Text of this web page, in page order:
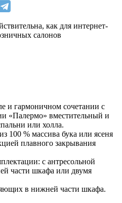
как для интернет-
салонов
и гармоничном сочетании с
«Палермо» вместительный и
или холла.
100 % массива бука или ясеня
плавного закрывания
c антресольной
части шкафа или двумя
в нижней части шкафа.